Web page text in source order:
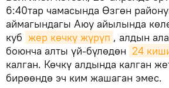
6:40тар чамасында Өзгөн
аймагындагы Аюу айылында
куб жер көчкү жүрүп , алдын
боюнча алты үй-бүлөдөн 24
калган. Көчкү алдында калган
бирөөндө эч ким жашаган эмес.